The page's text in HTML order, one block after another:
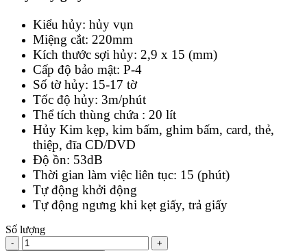
Kiểu hủy: hủy vụn
Miệng cắt: 220mm
Kích thước sợi hủy: 2,9 x 15 (mm)
Cấp độ bảo mật: P-4
Số tờ hủy: 15-17 tờ
Tốc độ hủy: 3m/phút
Thể tích thùng chứa : 20 lít
Hủy Kim kẹp, kim bấm, ghim bấm, card, thẻ,
thiệp, đĩa CD/DVD
Độ ồn: 53dB
Thời gian làm việc liên tục: 15 (phút)
Tự động khởi động
Tự động ngưng khi kẹt giấy, trả giấy
Số lượng
- +